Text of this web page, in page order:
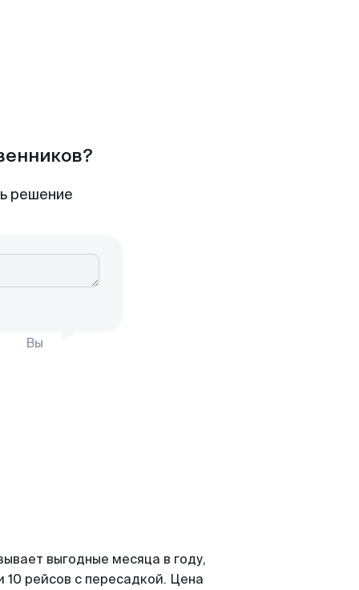
решение
Вы
выгодные месяца в году,
рейсов с пересадкой. Цена